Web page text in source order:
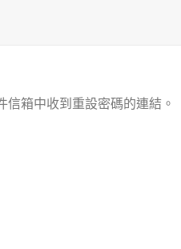
箱中收到重設密碼的連結。